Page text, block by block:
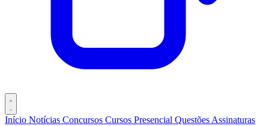
Início Notícias Concursos Cursos Presencial Questões Assinaturas